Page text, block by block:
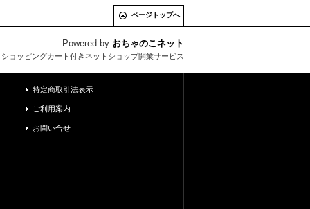
ページトップへ
Powered by おちゃのこネット
ョッピングカート付きネットショップ開業サービス
特定商取引法表示
ご利用案内
お問い合せ